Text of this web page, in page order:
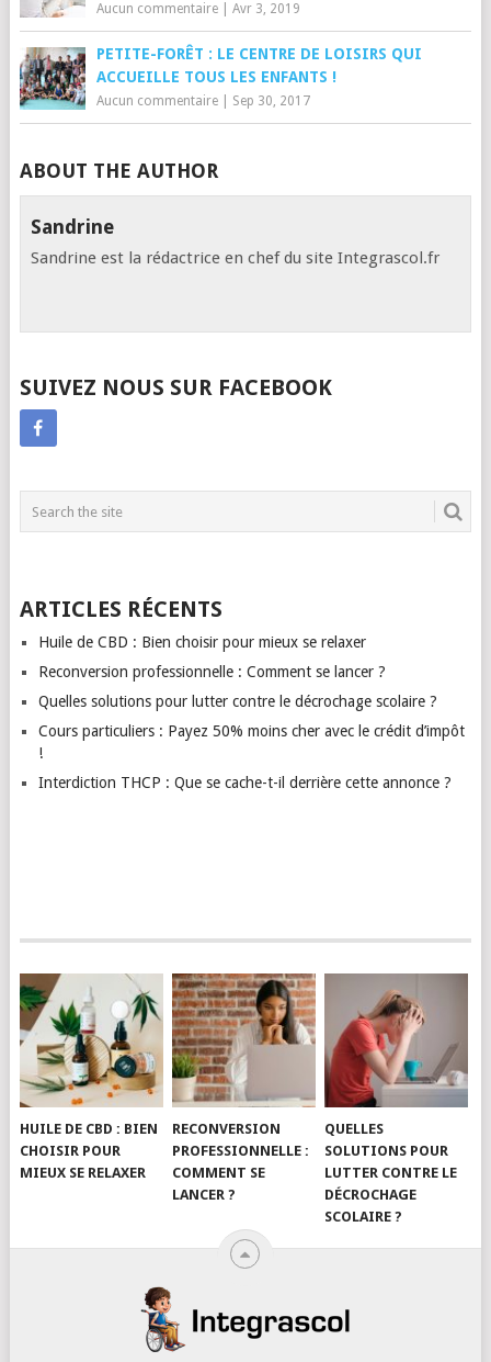
Aucun commentaire| Avr 3, 2019
PETITE-FORÊT : LE CENTRE DE LOISIRS QUI
ACCUEILLE TOUS LES ENFANTS !
Aucun commentaire| Sep 30, 2017
ABOUT THE AUTHOR
Sandrine
Sandrine est la rédactrice en chef du site Integrascol.fr
SUIVEZ NOUS SUR FACEBOOK
ARTICLES RÉCENTS
Huile de CBD : Bien choisir pour mieux se relaxer
Reconversion professionnelle : Comment se lancer ?
Quelles solutions pour lutter contre le décrochage scolaire ?
Cours particuliers : Payez 50% moins cher avec le crédit d’impôt
!
Interdiction THCP : Que se cache-t-il derrière cette annonce ?
HUILE DE CBD : BIEN
CHOISIR POUR
MIEUX SE RELAXER
RECONVERSION
PROFESSIONNELLE :
COMMENT SE
LANCER ?
QUELLES
SOLUTIONS POUR
LUTTER CONTRE LE
DÉCROCHAGE
SCOLAIRE ?